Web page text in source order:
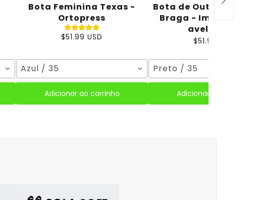
Bota Feminina Texas -
Ortopress
$51.99 USD
Azul / 35
Adicionar ao carrinho
Bota de Outono &
Braga -
aveludada
$51.99 USD
Preto / 35
Adicionar ao carrinho